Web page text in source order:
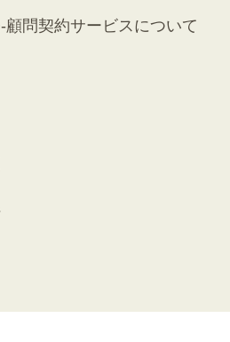
顧問契約サービスについて